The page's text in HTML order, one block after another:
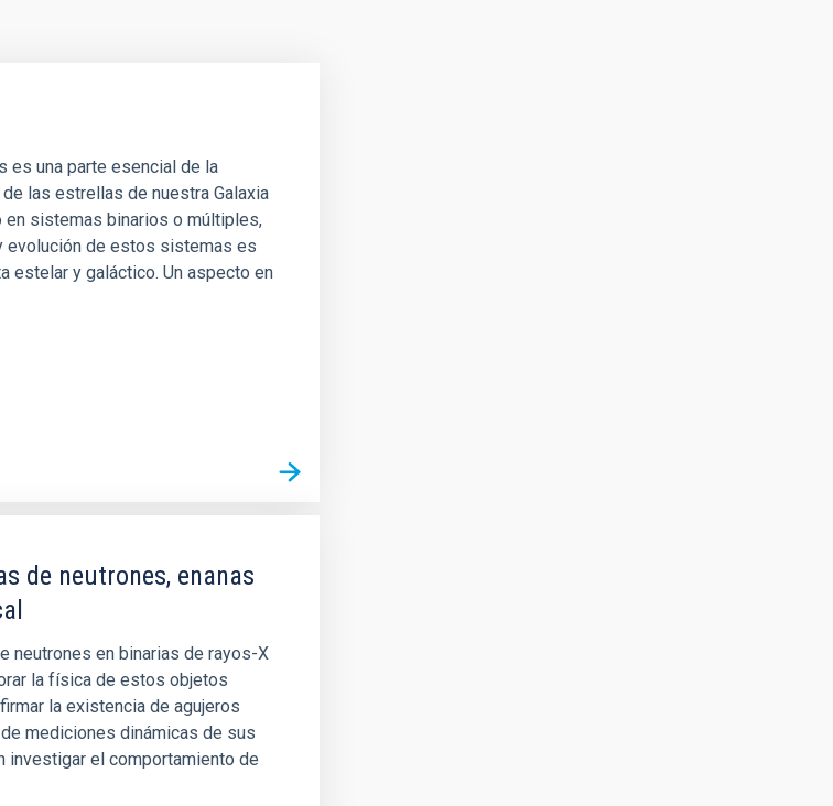
es una parte esencial de la
las estrellas de nuestra Galaxia
sistemas binarios o múltiples,
evolución de estos sistemas es
estelar y galáctico. Un aspecto en
de neutrones, enanas
neutrones en binarias de rayos-X
la física de estos objetos
la existencia de agujeros
mediciones dinámicas de sus
investigar el comportamiento de